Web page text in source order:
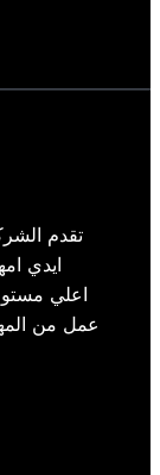
تقدم
ايدي
اعلي
عمل من